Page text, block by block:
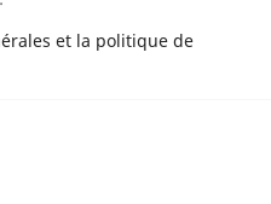
et la politique de